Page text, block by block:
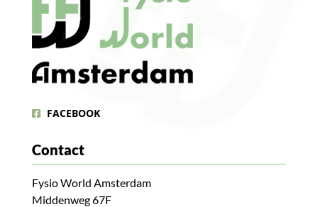
FACEBOOK
Contact
Fysio World Amsterdam
Middenweg 67F